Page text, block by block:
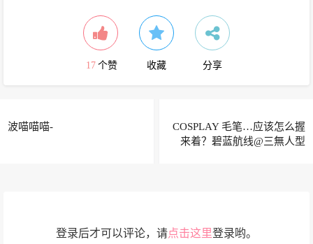
17 个赞 收藏 分享
波喵喵喵-
COSPLAY 毛笔…应该怎么握
来着？碧蓝航线@三無人型
登录后才可以评论，请点击这里登录哟。